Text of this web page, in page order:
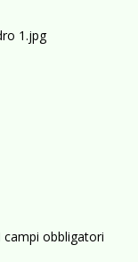
1.jpg
campi obbligatori